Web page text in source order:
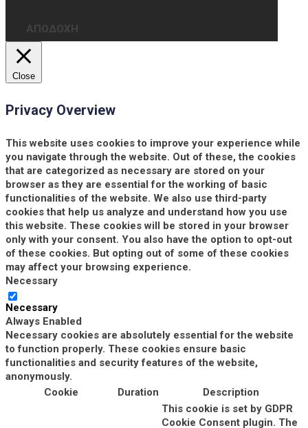
ΑΠΟΔΟΧΗ
Close
Privacy Overview
This website uses cookies to improve your experience while
you navigate through the website. Out of these, the cookies
that are categorized as necessary are stored on your
browser as they are essential for the working of basic
functionalities of the website. We also use third-party
cookies that help us analyze and understand how you use
this website. These cookies will be stored in your browser
only with your consent. You also have the option to opt-out
of these cookies. But opting out of some of these cookies
may affect your browsing experience.
Necessary
Necessary
Always Enabled
Necessary cookies are absolutely essential for the website
to function properly. These cookies ensure basic
functionalities and security features of the website,
anonymously.
Cookie
Duration Description
This cookie is set by GDPR
Cookie Consent plugin. The